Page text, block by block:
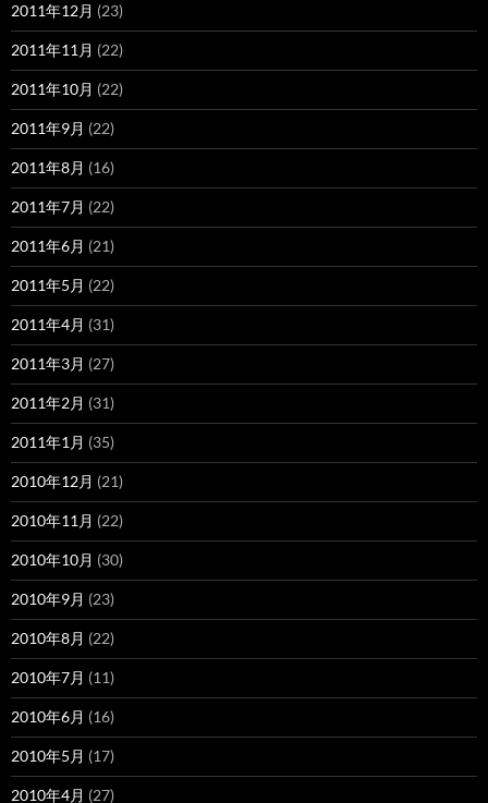
2011年12月 (23)
2011年11月 (22)
2011年10月 (22)
2011年9月 (22)
2011年8月 (16)
2011年7月 (22)
2011年6月 (21)
2011年5月 (22)
2011年4月 (31)
2011年3月 (27)
2011年2月 (31)
2011年1月 (35)
2010年12月 (21)
2010年11月 (22)
2010年10月 (30)
2010年9月 (23)
2010年8月 (22)
2010年7月 (11)
2010年6月 (16)
2010年5月 (17)
2010年4月 (27)